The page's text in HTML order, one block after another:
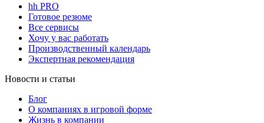
hh PRO
Готовое резюме
Все сервисы
Хочу у вас работать
Производственный календарь
Экспертная рекомендация
Новости и статьи
Блог
О компаниях в игровой форме
Жизнь в компании